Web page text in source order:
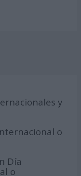
y
o
Día
o